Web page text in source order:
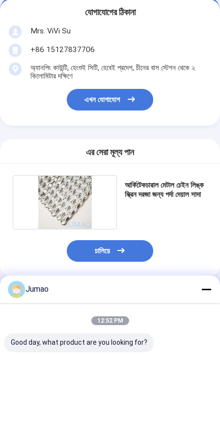
যোগাযোগের ঠিকানা
Mrs. ViVi Su
+86 15127837706
অ্যানপিং কাউন্টি, হেংশুই সিটি, হেবেই প্রদেশ, চীনের বাস স্টেশন থেকে ২
কিলোমিটার দক্ষিণে
এখন যোগাযোগ
এর সেরা মূল্য পান
আর্কিটেকচারাল মেটাল চেইন লিঙ্ক
স্ক্রিন দরজা জন্য পর্দা দেয়াল সাদা
চালিয়ে
প্রস্তাবিত পণ্য
Jumao
12:52 PM
Good day, what product are you looking for?